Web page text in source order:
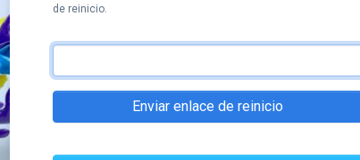
de reinicio.
Enviar enlace de reinicio